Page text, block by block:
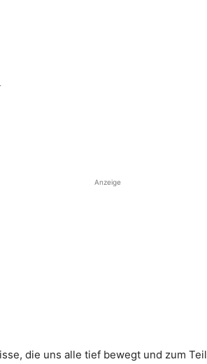
Anzeige
die uns alle tief bewegt und zum